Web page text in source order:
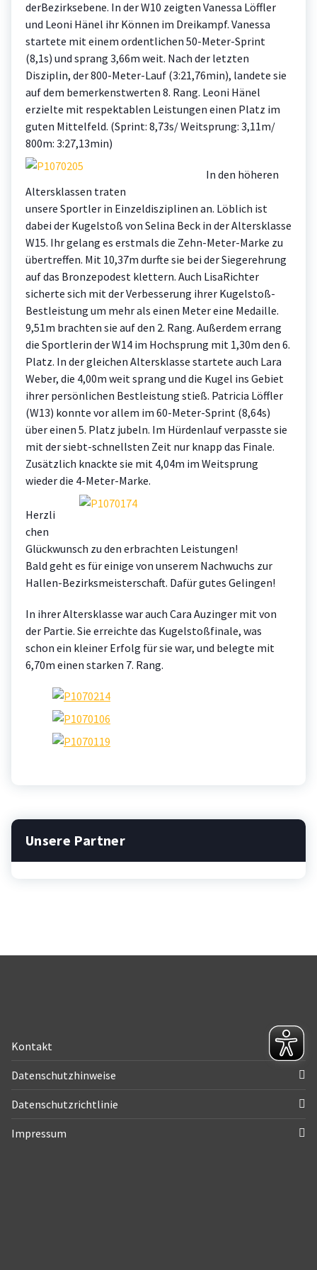
derBezirksebene. In der W10 zeigten Vanessa Löffler
und Leoni Hänel ihr Können im Dreikampf. Vanessa
startete mit einem ordentlichen 50-Meter-Sprint
(8,1s) und sprang 3,66m weit. Nach der letzten
Disziplin, der 800-Meter-Lauf (3:21,76min), landete sie
auf dem bemerkenstwerten 8. Rang. Leoni Hänel
erzielte mit respektablen Leistungen einen Platz im
guten Mittelfeld. (Sprint: 8,73s/ Weitsprung: 3,11m/
800m: 3:27,13min)
In den höheren
Altersklassen traten
unsere Sportler in Einzeldisziplinen an. Löblich ist
dabei der Kugelstoß von Selina Beck in der Altersklasse
W15. Ihr gelang es erstmals die Zehn-Meter-Marke zu
übertreffen. Mit 10,37m durfte sie bei der Siegerehrung
auf das Bronzepodest klettern. Auch LisaRichter
sicherte sich mit der Verbesserung ihrer Kugelstoß-
Bestleistung um mehr als einen Meter eine Medaille.
9,51m brachten sie auf den 2. Rang. Außerdem errang
die Sportlerin der W14 im Hochsprung mit 1,30m den 6.
Platz. In der gleichen Altersklasse startete auch Lara
Weber, die 4,00m weit sprang und die Kugel ins Gebiet
ihrer persönlichen Bestleistung stieß. Patricia Löffler
(W13) konnte vor allem im 60-Meter-Sprint (8,64s)
über einen 5. Platz jubeln. Im Hürdenlauf verpasste sie
mit der siebt-schnellsten Zeit nur knapp das Finale.
Zusätzlich knackte sie mit 4,04m im Weitsprung
wieder die 4-Meter-Marke.
Herzli
chen
Glückwunsch zu den erbrachten Leistungen!
Bald geht es für einige von unserem Nachwuchs zur
Hallen-Bezirksmeisterschaft. Dafür gutes Gelingen!
In ihrer Altersklasse war auch Cara Auzinger mit von
der Partie. Sie erreichte das Kugelstoßfinale, was
schon ein kleiner Erfolg für sie war, und belegte mit
6,70m einen starken 7. Rang.
Unsere Partner
Kontakt
Datenschutzhinweise
Datenschutzrichtlinie
Impressum